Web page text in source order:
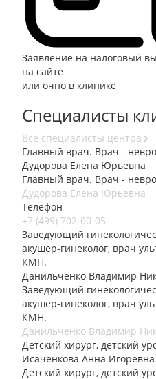
Заявление на налоговый
на сайте
или очно в клинике
Специалисты
Все специалисты центра
Главный врач. Врач -
Дудорова Елена Юрьевна
Главный врач. Врач -
Дудорова Елена Юрьевна
Телефон
+7 (499) 702-00-05
Заведующий
акушер-гинеколог, врач
КМН.
Данильченко Владимир
Заведующий
акушер-гинеколог, врач
КМН.
Данильченко Владимир
Детский хирург, детский
Исаченкова Анна Игоревна
Детский хирург, детский